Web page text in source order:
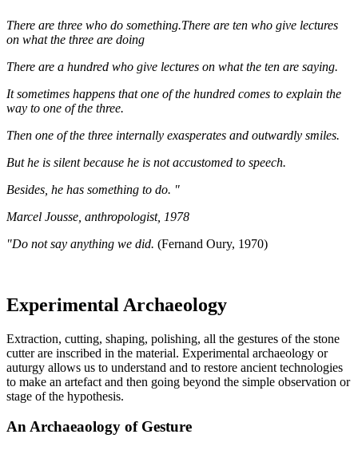
There are three who do something.There are ten who give lectures
on what the three are doing
There are a hundred who give lectures on what the ten are saying.
It sometimes happens that one of the hundred comes to explain the
way to one of the three.
Then one of the three internally exasperates and outwardly smiles.
But he is silent because he is not accustomed to speech.
Besides, he has something to do. "
Marcel Jousse, anthropologist, 1978
"Do not say anything we did. (Fernand Oury, 1970)
Experimental Archaeology
Extraction, cutting, shaping, polishing, all the gestures of the stone
cutter are inscribed in the material. Experimental archaeology or
auturgy allows us to understand and to restore ancient technologies
to make an artefact and then going beyond the simple observation or
stage of the hypothesis.
An Archaeaology of Gesture